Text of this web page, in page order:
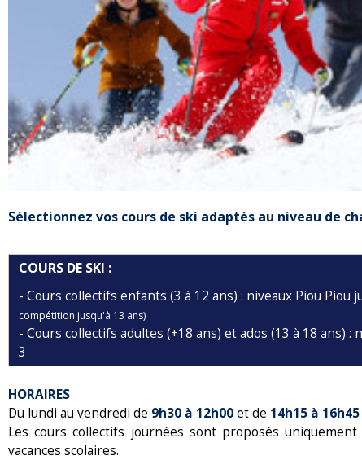
Sélectionnez vos cours de ski adaptés au niveau de
COURS DE SKI :
- Cours collectifs enfants (3 à 12 ans) : niveaux Piou
compétition jusqu'à 13 ans)
- Cours collectifs adultes (+18 ans) et ados (13 à 18 ans) :
3
HORAIRES
Du lundi au vendredi de 9h30 à 12h00et de 14h15 à 16h45
Les cours collectifs journées sont proposés
vacances scolaires.